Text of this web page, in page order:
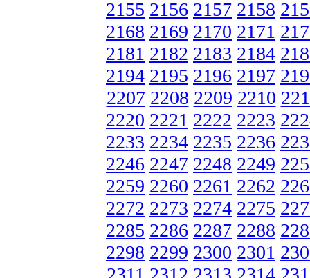
2155 2156 2157 2158
2168 2169 2170 2171
2181 2182 2183 2184
2194 2195 2196 2197
2207 2208 2209 2210
2220 2221 2222 2223
2233 2234 2235 2236
2246 2247 2248 2249
2259 2260 2261 2262
2272 2273 2274 2275
2285 2286 2287 2288
2298 2299 2300 2301